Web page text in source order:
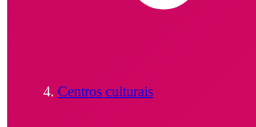
Centros culturais